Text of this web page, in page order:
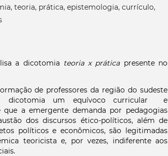
teoria, prática, epistemologia, currículo,
a dicotomia teoria x prática presente no
de professores da região do sudeste
dicotomia um equívoco curricular e
que a emergente demanda por pedagogias
dos discursos ético-políticos, além de
políticos e econômicos, são legitimadas
teoricista e, por vezes, indiferente aos